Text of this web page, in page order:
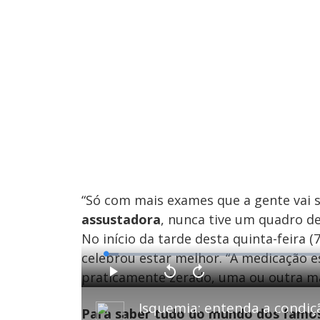
“Só com mais exames que a gente vai
assustadora, nunca tive um quadro
No início da tarde desta quinta-feira
celebrou estar melhor. “A medicação
praticamente zerado, uma ou outra
P
l
y
V
o
t
a
A
v
n
ç
L
o
a
d
e
:
Para saber tudo do mundo dos